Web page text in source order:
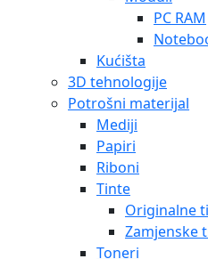
PC RAM
Kućišta
3D tehnologije
Potrošni materijal
Mediji
Papiri
Riboni
Tinte
Originalne
Zamjenske
Toneri